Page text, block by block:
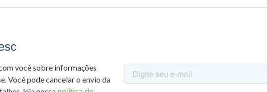
você sobre informações
Você pode cancelar o envio da